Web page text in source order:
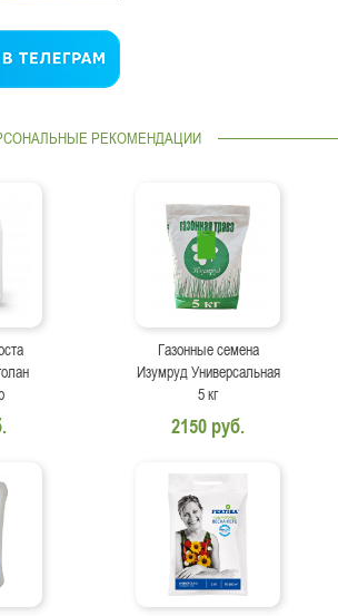
РЕКОМЕНДАЦИИ
Газонные семена
Изумруд Универсальная
5 кг
2150 руб.